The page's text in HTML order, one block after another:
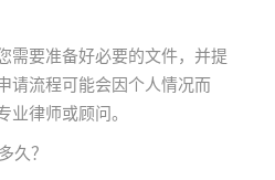
需要准备好必要的文件，并提
请流程可能会因个人情况而
律师或顾问。
久？